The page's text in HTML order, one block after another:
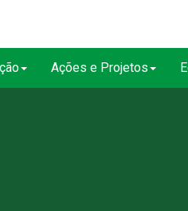
Ações e Projetos